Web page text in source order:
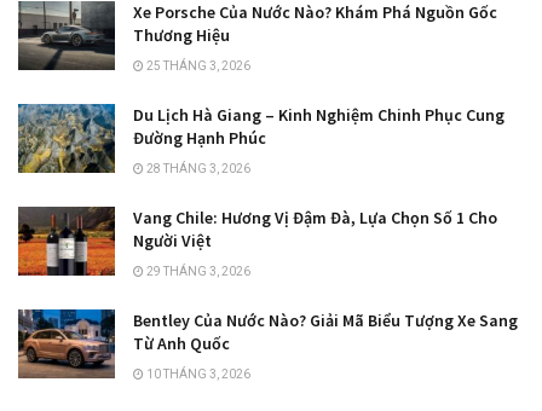
Xe Porsche Của Nước Nào? Khám Phá Nguồn Gốc
Thương Hiệu
25 THÁNG 3, 2026
Du Lịch Hà Giang – Kinh Nghiệm Chinh Phục Cung
Đường Hạnh Phúc
28 THÁNG 3, 2026
Vang Chile: Hương Vị Đậm Đà, Lựa Chọn Số 1 Cho
Người Việt
29 THÁNG 3, 2026
Bentley Của Nước Nào? Giải Mã Biểu Tượng Xe Sang
Từ Anh Quốc
10 THÁNG 3, 2026